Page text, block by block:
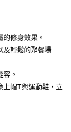
式。 讓您購物簡單
「AFTEE先享後付」
。
，可透過四大超商／
修身效果。
及輕鬆的聚餐場
。
上帽T與運動鞋，立